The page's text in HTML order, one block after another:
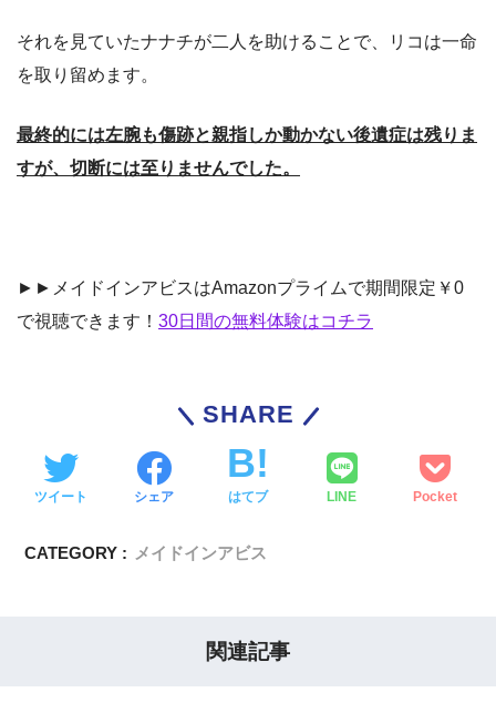
それを見ていたナナチが二人を助けることで、リコは一命
を取り留めます。
最終的には左腕も傷跡と親指しか動かない後遺症は残りま
すが、切断には至りませんでした。
►►メイドインアビスはAmazonプライムで期間限定￥0
で視聴できます！ 30日間の無料体験はコチラ
SHARE
ツイート シェア はてブ LINE Pocket
CATEGORY : メイドインアビス
関連記事